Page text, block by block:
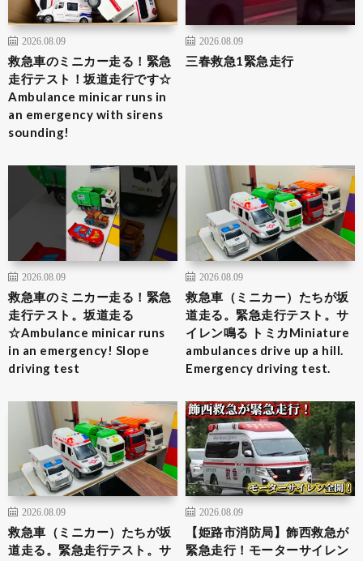
2026.08.09
救急車のミニカー走る！緊急
走行テスト！坂道走行です☆
Ambulance minicar runs in
an emergency with sirens
sounding!
2026.08.09
三春救急1緊急走行
2026.08.09
救急車のミニカー走る！緊急
走行テスト。坂道走る
☆Ambulance minicar runs
in an emergency! Slope
driving test
2026.08.09
救急車（ミニカー）たちが坂
道走る。緊急走行テスト。サ
イレン鳴る トミカMiniature
ambulances drive up a hill.
Emergency driving test.
2026.08.09
救急車（ミニカー）たちが坂
道走る。緊急走行テスト。サ
2026.08.09
【姫路市消防局】飾西救急が
緊急走行！モーターサイレン